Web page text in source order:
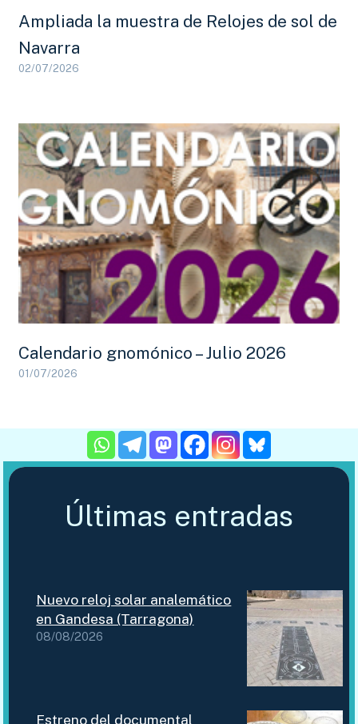
Ampliada la muestra de Relojes de sol de
Navarra
02/07/2026
Calendario gnomónico – Julio 2026
01/07/2026
Últimas entradas
Nuevo reloj solar analemático
en Gandesa (Tarragona)
08/08/2026
Estreno del documental